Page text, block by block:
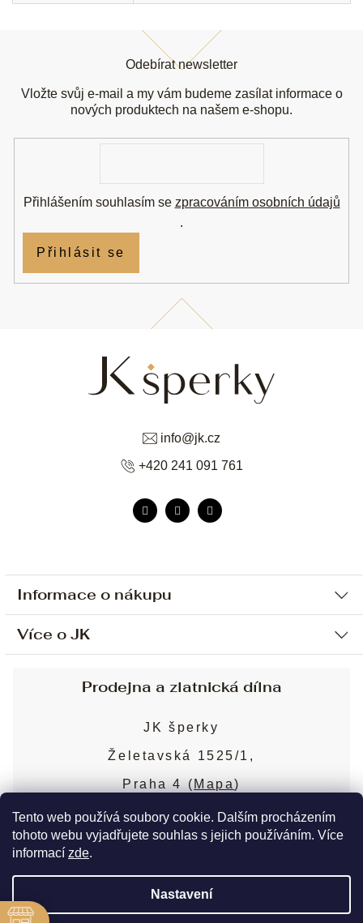
Tento web používá soubory cookie. Dalším procházením
tohoto webu vyjadřujete souhlas s jejich používáním. Více
informací zde.
Nastavení
Informace o nákupu
Ochrana osobních údajů
Sjednání osobní schůzky
Obchodní podmínky
Puncovní značky
Více o JK
Blog
Nejčastější dotazy
info@jk.cz
+420 241 091 761
Odebírat newsletter
Vložte svůj e-mail a my vám budeme zasílat informace o
nových produktech na našem e-shopu.
Přihlášením souhlasím se zpracováním osobních údajů
.
Přihlásit se
Prodejna a zlatnická dílna
JK šperky
Želetavská 1525/1,
Praha 4 ( Mapa)
Více o prodejně
Copyright 2026JK šperky. Všechna práva
vyhrazena.
Upravit nastavení cookies